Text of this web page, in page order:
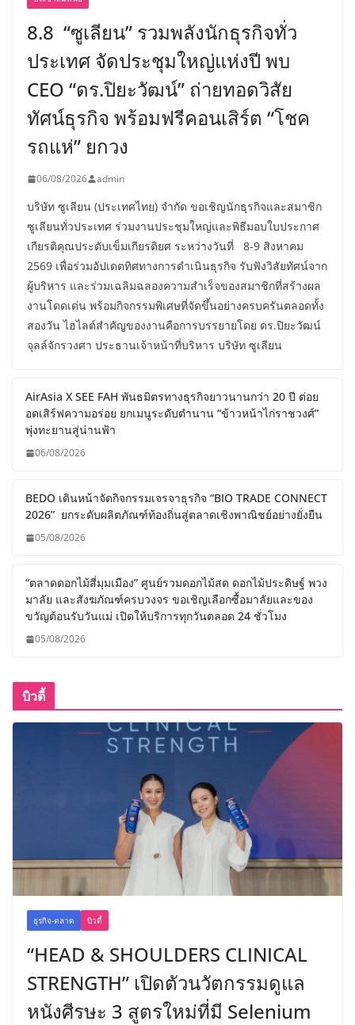
8.8 “ซูเลียน” รวมพลังนักธุรกิจทั่ว
ประเทศ จัดประชุมใหญ่แห่งปี พบ
CEO “ดร.ปิยะวัฒน์” ถ่ายทอดวิสัย
ทัศน์ธุรกิจ พร้อมฟรีคอนเสิร์ต “โชค
รถแห่” ยกวง
06/08/2026 admin
บริษัท ซูเลียน (ประเทศไทย) จำกัด ขอเชิญนักธุรกิจและสมาชิก
ซูเลียนทั่วประเทศ ร่วมงานประชุมใหญ่และพิธีมอบใบประกาศ
เกียรติคุณประดับเข็มเกียรติยศ ระหว่างวันที่ 8-9 สิงหาคม
2569 เพื่อร่วมอัปเดตทิศทางการดำเนินธุรกิจ รับฟังวิสัยทัศน์จาก
ผู้บริหาร และร่วมเฉลิมฉลองความสำเร็จของสมาชิกที่สร้างผล
งานโดดเด่น พร้อมกิจกรรมพิเศษที่จัดขึ้นอย่างครบครันตลอดทั้ง
สองวัน ไฮไลต์สำคัญของงานคือการบรรยายโดย ดร.ปิยะวัฒน์
จุลล์จักรวงศา ประธานเจ้าหน้าที่บริหาร บริษัท ซูเลียน
AirAsia X SEE FAH พันธมิตรทางธุรกิจยาวนานกว่า 20 ปี ต่อย
อดเสิร์ฟความอร่อย ยกเมนูระดับตำนาน “ข้าวหน้าไก่ราชวงศ์”
พุ่งทะยานสู่น่านฟ้า
06/08/2026
BEDO เดินหน้าจัดกิจกรรมเจรจาธุรกิจ “BIO TRADE CONNECT
2026” ยกระดับผลิตภัณฑ์ท้องถิ่นสู่ตลาดเชิงพาณิชย์อย่างยั่งยืน
05/08/2026
“ตลาดดอกไม้สี่มุมเมือง” ศูนย์รวมดอกไม้สด ดอกไม้ประดิษฐ์ พวง
มาลัย และสังฆภัณฑ์ครบวงจร ขอเชิญเลือกซื้อมาลัยและของ
ขวัญต้อนรับวันแม่ เปิดให้บริการทุกวันตลอด 24 ชั่วโมง
05/08/2026
บิวตี้
ธุรกิจ-ตลาด บิวตี้
“HEAD & SHOULDERS CLINICAL
STRENGTH” เปิดตัวนวัตกรรมดูแล
หนังศีรษะ 3 สูตรใหม่ที่มี Selenium